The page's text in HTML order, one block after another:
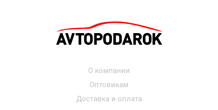
О компании
Оптовикам
Доставка и оплата